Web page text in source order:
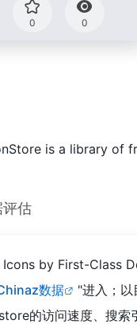
0 0
is a library of
估
Icons by First-Class
数据
"进入；
的访问速度、搜索